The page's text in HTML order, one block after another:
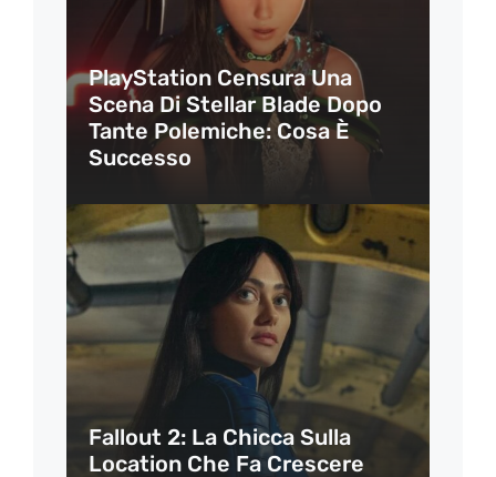
PlayStation Censura Una
Scena Di Stellar Blade Dopo
Tante Polemiche: Cosa È
Successo
Fallout 2: La Chicca Sulla
Location Che Fa Crescere